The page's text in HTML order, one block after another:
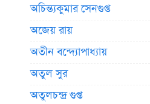
অচিন্ত্যকুমার সেনগুপ্ত
অজেয় রায়
অতীন বন্দ্যোপাধ্যায়
অতুল সুর
অতুলচন্দ্র গুপ্ত